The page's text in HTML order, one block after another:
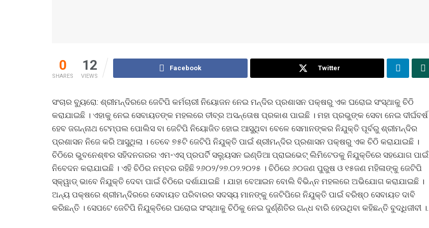
0
SHARES
12
VIEWS
Facebook Twitter
ସଂଚାର ବ୍ୟୁରୋ: ଶ୍ରୀମନ୍ଦିରରେ ଜେଟିପି କର୍ମଚାରୀ ନିୟୋଜନ ନେଇ ମନ୍ଦିର ପ୍ରଶାସନ ପକ୍ଷରୁ ଏକ ଘରୋଇ ସଂସ୍ଥାକୁ ଚିଠି
କରାଯାଇଛି । ଏହାକୁ ନେଇ ସେବାୟତଙ୍କ ମହଲରେ ତୀବ୍ର ଅସନ୍ତୋଷ ପ୍ରକାଶ ପାଇଛି । ମହା ପ୍ରଭୁଙ୍କ ସେବା ନେଇ ଦୀର୍ଘବର୍ଷ
ହେବ ଜଗନ୍ନାଥ ଟେମ୍ପଲ ପୋଲିସ ବା ଜେଟିପି ନିୟୋଜିତ ହୋଇ ଆସୁଥିବା ବେଳେ ସେମାନଙ୍କର ନିଯୁକ୍ତି ପୂର୍ବରୁ ଶ୍ରୀମନ୍ଦିର
ପ୍ରଶାସନ ନିଜେ କରି ଆସୁଥିଲା । ତେବେ ୭୫ଟି ଜେଟିପି ନିଯୁକ୍ତି ପାଇଁ ଶ୍ରୀମନ୍ଦିର ପ୍ରଶାସନ ପକ୍ଷରୁ ଏକ ଚିଠି କରାଯାଇଛି ।
ଚିଠିରେ ଭୁବନେଶ୍ଵର ସହିଦନଗରର ଏମ-ଏସ୍ ପ୍ରପର୍ଟି ସଲ୍ୟୁସନ ଇଣ୍ଡିଆ ପ୍ରାଇଭେଟ୍ ଲିମିଟେଡକୁ ନିଯୁକ୍ତିରେ ସହଯୋଗ ପାଇଁ
ନିବେଦନ କରାଯାଇଛି । ଏହି ଚିଠିର ନମ୍ବର ରହିଛି ୨୬୦୨/୨୭.୦୨.୨୦୨୫ । ଚିଠିରେ ୬୦ଜଣ ପୁରୁଷ ଓ ୧୫ଜଣ ମହିଳାଙ୍କୁ ଜେଟିପି
ସ୍କ୍ୱାଡ୍ ଭାବେ ନିଯୁକ୍ତି ଦେବା ପାଇଁ ଚିଠିରେ ଦର୍ଶାଯାଇଛି । ଯାହା ବେଆଇନ ବୋଲି ବିଭିନ୍ନ ମହଲରେ ଅଭିଯୋଗ କରାଯାଇଛି ।
ଅନ୍ୟ ପକ୍ଷରେ ଶ୍ରୀମନ୍ଦିରରେ ସେବାୟତ ପରିବାରର ସଦସ୍ୟ ମାନଙ୍କୁ ଜେଟିପିରେ ନିଯୁକ୍ତି ପାଇଁ ବରିଷ୍ଠ ସେବାୟତ ଦାବି
କରିଛନ୍ତି । ସେପଟେ ଜେଟିପି ନିଯୁକ୍ତିରେ ଘରୋଇ ସଂସ୍ଥାକୁ ଚିଠିକୁ ନେଇ ଦୁର୍ଣ୍ଣିତିର ଗନ୍ଧ ବାରି ହେଉଥିବା କହିଛନ୍ତି ବୁଦ୍ଧିଜୀବୀ ।.